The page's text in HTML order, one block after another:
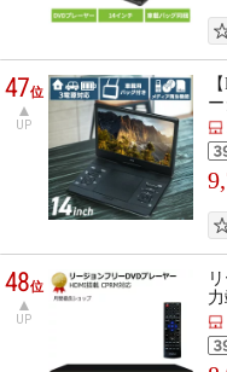
47位
UP
48位
UP